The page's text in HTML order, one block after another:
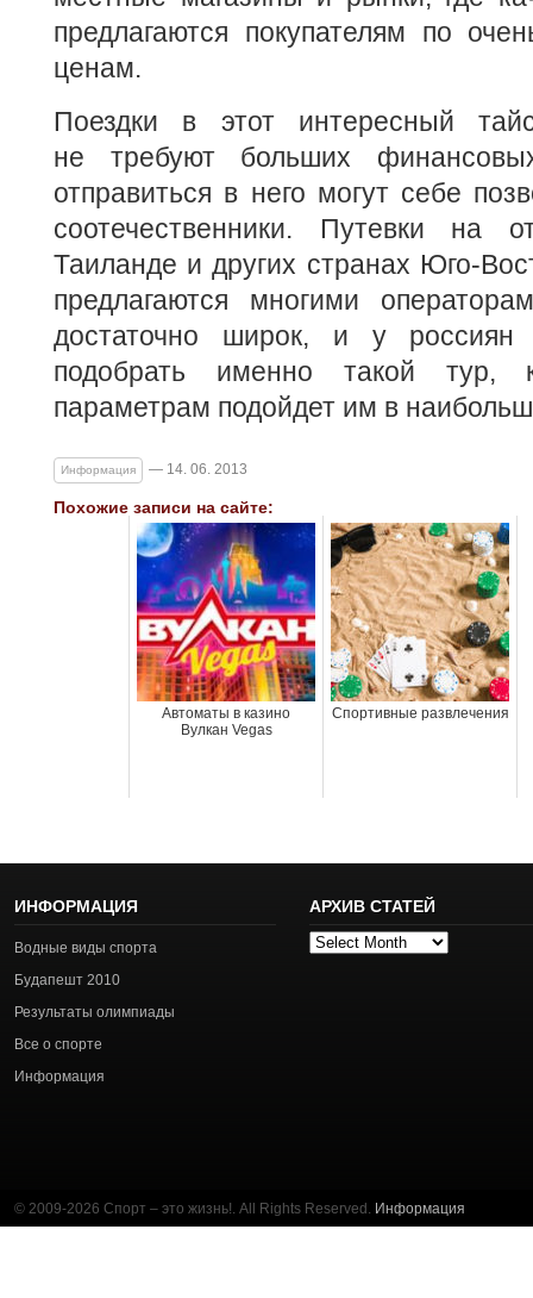
предлагаются покупателям по
ценам.
Поездки в этот интересный
не требуют больших
отправиться в него могут себе
соотечественники. Путевки
Таиланде и других странах Юго-
предлагаются многими
достаточно широк, и у россиян
подобрать именно такой тур,
параметрам подойдет им в
Информация — 14. 06. 2013
Похожие записи на сайте:
Автоматы в казино
Вулкан Vegas
Спортивные развлечения
ИНФОРМАЦИЯ
Водные виды спорта
Будапешт 2010
Результаты олимпиады
Все о спорте
Информация
АРХИВ СТАТЕЙ
Архив
© 2009-2026 Спорт – это жизнь!. All Rights Reserved. Информация